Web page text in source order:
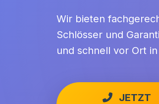
Wir bieten
Schlösser und
und schnell vor Ort
JETZT